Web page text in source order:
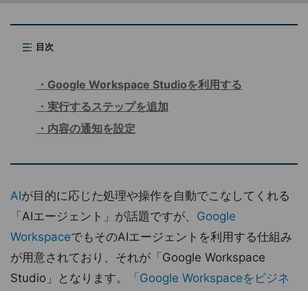
目次
Google Workspace Studioを利用する
実行するステップを追加
内容の通知を設定
AIが目的に応じた処理や操作を自動でこなしてくれる
「AIエージェント」が話題ですが、 Google
WorkspaceでもそのAIエージェントを利用する仕組み
が用意されており、それが「Google Workspace
Studio」となります。
「Google Workspaceをビジネ